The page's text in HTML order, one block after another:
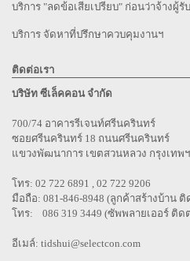
บริการ "ลดข้อเสียเปรียบ" ก่อนว่าจ้างผู้รั
บริการ จัดหาที่ปรึกษาควบคุมงานฯ
ติดต่อเรา
บริษัท ซีเล็คคอน จำกัด
700/74 อาคารรีเจนท์ศรีนครินทร์
ซอยศรีนครินทร์ 18 ถนนศรีนครินทร์
แขวงพัฒนาการ เขตสวนหลวง กรุงเทพฯ
โทร: 02 722 6891 , 02 722 9206
มือถือ: 081-846-8948 (ลูกค้าสร้างบ้าน
โทร: 086 319 3449 (ซัพพลายเออร์ ติด
อีเมล์: tidshui@selectcon.com